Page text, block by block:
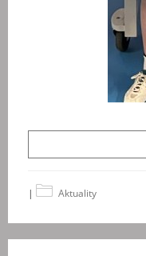
| Aktuality